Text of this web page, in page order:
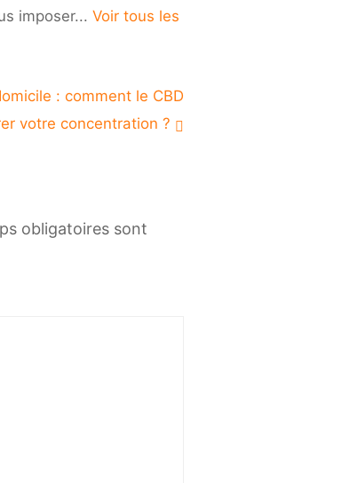
imposer... Voir tous les
: comment le CBD
votre concentration ?
obligatoires sont